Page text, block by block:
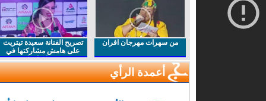
من سهرات مهرجان افران
تصريح الفنانة سعيدة تيتريت
على هامش مشاركتها في
مهرجان افران
أعمدة الرأي